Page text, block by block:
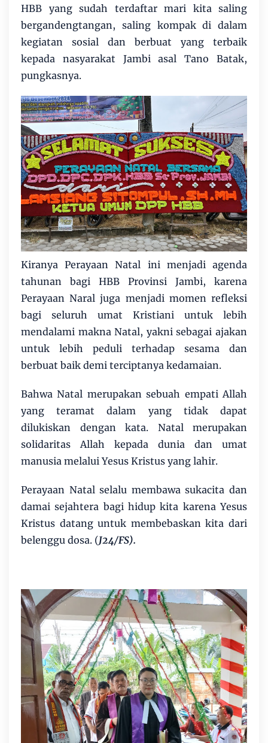
HBB yang sudah terdaftar mari kita saling
bergandengtangan, saling kompak di dalam
kegiatan sosial dan berbuat yang terbaik
kepada nasyarakat Jambi asal Tano Batak,
pungkasnya.
Kiranya Perayaan Natal ini menjadi agenda
tahunan bagi HBB Provinsi Jambi, karena
Perayaan Naral juga menjadi momen refleksi
bagi seluruh umat Kristiani untuk lebih
mendalami makna Natal, yakni sebagai ajakan
untuk lebih peduli terhadap sesama dan
berbuat baik demi terciptanya kedamaian.
Bahwa Natal merupakan sebuah empati Allah
yang teramat dalam yang tidak dapat
dilukiskan dengan kata. Natal merupakan
solidaritas Allah kepada dunia dan umat
manusia melalui Yesus Kristus yang lahir.
Perayaan Natal selalu membawa sukacita dan
damai sejahtera bagi hidup kita karena Yesus
Kristus datang untuk membebaskan kita dari
belenggu dosa. (J24/FS).